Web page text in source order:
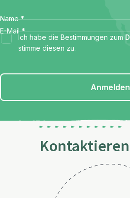
Name *
E-Mail *
Ich habe die Bestimmungen zum
stimme diesen zu.
Anmelden